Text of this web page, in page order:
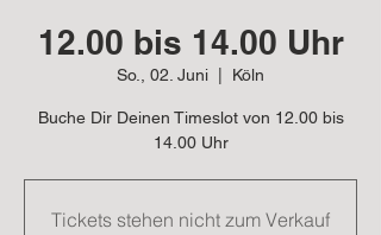
12.00 bis 14.00 Uhr
So., 02. Juni Köln
Buche Dir Deinen Timeslot von 12.00 bis
14.00 Uhr
Tickets stehen nicht zum Verkauf